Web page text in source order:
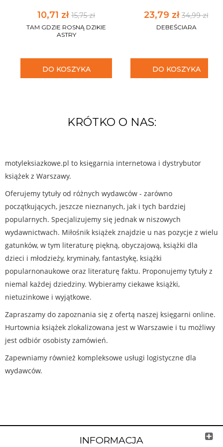
10,71 zł 15,75 zł
TAM GDZIE ROSNĄ DZIKIE
ASTRY
DO KOSZYKA
23,79 zł 34,99 zł
DEBEŚCIARA
DO KOSZYKA
KRÓTKO O NAS:
motyleksiazkowe.pl to księgarnia internetowa i dystrybutor
książek z Warszawy.
Oferujemy tytuły od różnych wydawców - zarówno
początkujących, jeszcze nieznanych, jak i tych bardziej
popularnych. Specjalizujemy się jednak w niszowych
wydawnictwach. Miłośnik książek znajdzie u nas pozycje z wielu
gatunków, w tym literaturę piękną, obyczajową, książki dla
dzieci i młodzieży, kryminały, fantastykę, książki
popularnonaukowe oraz literaturę faktu. Proponujemy tytuły z
niemal każdej dziedziny. Wybieramy ciekawe książki,
nietuzinkowe i wyjątkowe.
Zapraszamy do zapoznania się z ofertą naszej księgarni online.
Hurtownia książek zlokalizowana jest w Warszawie i tu możliwy
jest odbiór osobisty zamówień.
Zapewniamy również kompleksowe usługi logistyczne dla
wydawców.
INFORMACJA